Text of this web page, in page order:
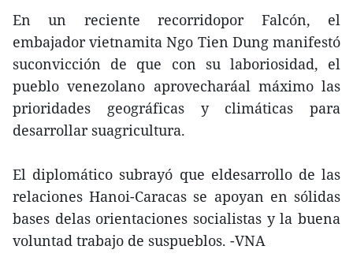
En un reciente recorridopor Falcón, el
embajador vietnamita Ngo Tien Dung manifestó
suconvicción de que con su laboriosidad, el
pueblo venezolano aprovecharáal máximo las
prioridades geográficas y climáticas para
desarrollar suagricultura.
El diplomático subrayó que eldesarrollo de las
relaciones Hanoi-Caracas se apoyan en sólidas
bases delas orientaciones socialistas y la buena
voluntad trabajo de suspueblos. -VNA